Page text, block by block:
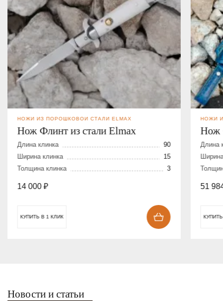
НОЖИ ИЗ ПОРОШКОВОЙ СТАЛИ ELMAX
Нож Флинт из стали Elmax
Длина клинка
90
Ширина клинка
15
Толщина клинка
3
14 000 ₽
КУПИТЬ В 1 КЛИК
НОЖИ
Нож
Длина
51
Новости и статьи